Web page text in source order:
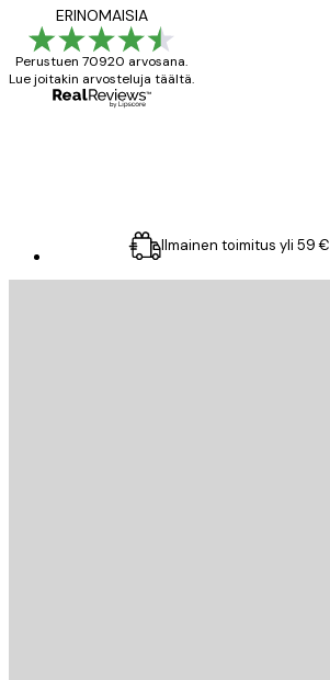
ERINOMAISIA
Perustuen 70920 arvosana.
Lue joitakin arvosteluja täältä.
Ilmainen toimitus yli 59 €